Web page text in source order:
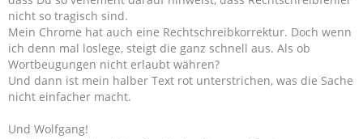
nicht so tragisch sind.
Mein Chrome hat auch eine Rechtschreibkorrektur. Doch wenn
ich denn mal loslege, steigt die ganz schnell aus. Als ob
Wortbeugungen nicht erlaubt währen?
Und dann ist mein halber Text rot unterstrichen, was die Sache
nicht einfacher macht.
Und Wolfgang!